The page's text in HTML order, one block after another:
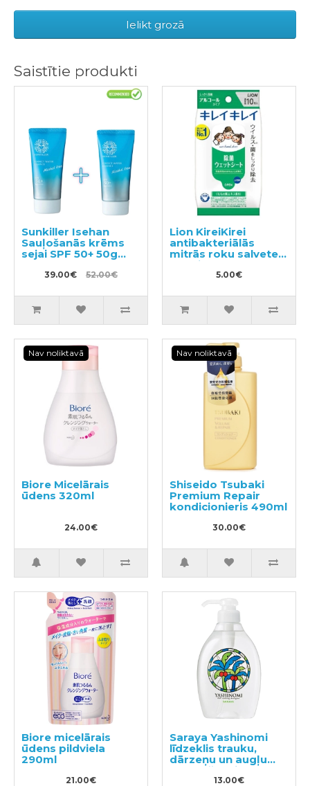
Ielikt grozā
Saistītie produkti
Sunkiller Isehan
Sauļošanās krēms
sejai SPF 50+ 50g
39.00€ 52.00€
Lion KireiKirei
antibakteriālās
mitrās roku salvetes
ar spirta saturu
5.00€
Nav noliktavā
Biore Micelārais
ūdens 320ml
24.00€
Nav noliktavā
Shiseido Tsubaki
Premium Repair
kondicionieris 490ml
30.00€
Biore micelārais
ūdens pildviela
290ml
21.00€
Saraya Yashinomi
līdzeklis trauku,
dārzeņu un augļu
mazgāšanai 500ml
13.00€